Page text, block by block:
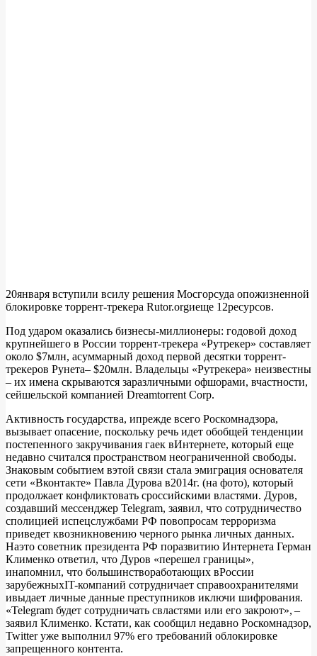
20января вступили всилу решения Мосгорсуда опожизненной
блокировке торрент-трекера Rutor.orgиеще 12ресурсов.
Под ударом оказались бизнесы-миллионеры: годовой доход
крупнейшего в России торрент-трекера «Рутрекер» составляет
около $7млн, асуммарный доход первой десятки торрент-
трекеров Рунета– $20млн. Владельцы «Рутрекера» неизвестны
– их имена скрываются заразличными офшорами, вчастности,
сейшельской компанией Dreamtorrent Corp.
Активность государства, ипрежде всего Роскомнадзора,
вызывает опасение, поскольку речь идет обобщей тенденции
постепенного закручивания гаек вИнтернете, который еще
недавно считался пространством неограниченной свободы.
Знаковым событием вэтой связи стала эмиграция основателя
сети «Вконтакте» Павла Дурова в2014г. (на фото), который
продолжает конфликтовать сроссийскими властями. Дуров,
создавший мессенджер Telegram, заявил, что сотрудничество
сполицией испецслужбами РФ повопросам терроризма
приведет квозникновению черного рынка личных данных.
Наэто советник президента РФ поразвитию Интернета Герман
Клименко ответил, что Дуров «перешел границы»,
инапомнил, что большинствоработающих вРоссии
зарубежныхIT-компаний сотрудничает справоохранителями
ивыдает личные данные преступников иключи шифрования.
«Telegram будет сотрудничать свластями или его закроют», –
заявил Клименко. Кстати, как сообщил недавно Роскомнадзор,
Twitter уже выполнил 97% его требований облокировке
запрещенного контента.